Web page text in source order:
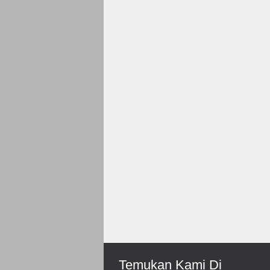
Temukan Kami Di